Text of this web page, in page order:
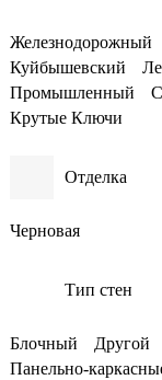
Железнодорожный
Куйбышевский
Промышленный
Крутые Ключи
Отделка
Черновая
Тип стен
Блочный Другой
Панельно-